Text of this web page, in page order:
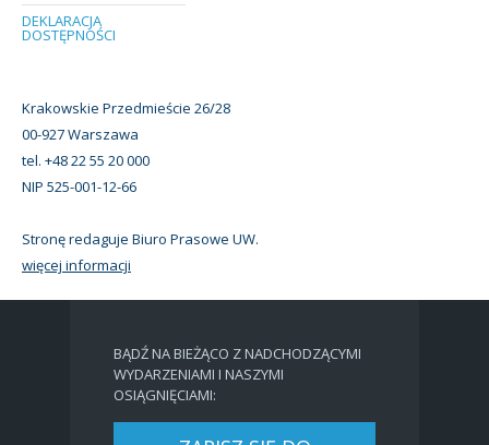
DEKLARACJA
DOSTĘPNOŚCI
Krakowskie Przedmieście 26/28
00-927 Warszawa
tel. +48 22 55 20 000
NIP 525-001-12-66
Stronę redaguje Biuro Prasowe UW.
więcej informacji
BĄDŹ NA BIEŻĄCO Z NADCHODZĄCYMI
WYDARZENIAMI I NASZYMI
OSIĄGNIĘCIAMI: